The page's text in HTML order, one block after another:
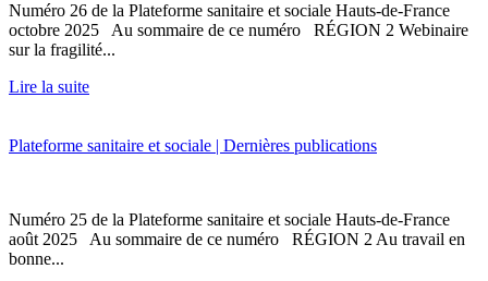
Numéro 26 de la Plateforme sanitaire et sociale Hauts-de-France
octobre 2025 Au sommaire de ce numéro RÉGION 2 Webinaire
sur la fragilité...
Lire la suite
Plateforme sanitaire et sociale | Dernières publications
Numéro 25 de la Plateforme sanitaire et sociale Hauts-de-France
août 2025 Au sommaire de ce numéro RÉGION 2 Au travail en
bonne...